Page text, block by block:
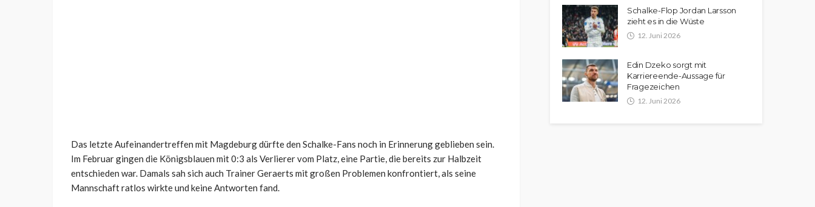
Das letzte Aufeinandertreffen mit Magdeburg dürfte den Schalke-Fans noch in Erinnerung geblieben sein.
Im Februar gingen die Königsblauen mit 0:3 als Verlierer vom Platz, eine Partie, die bereits zur Halbzeit
entschieden war. Damals sah sich auch Trainer Geraerts mit großen Problemen konfrontiert, als seine
Mannschaft ratlos wirkte und keine Antworten fand.
Schalke-Flop Jordan Larsson
zieht es in die Wüste
12. Juni 2026
Edin Dzeko sorgt mit
Karriereende-Aussage für
Fragezeichen
12. Juni 2026